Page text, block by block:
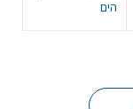
הים